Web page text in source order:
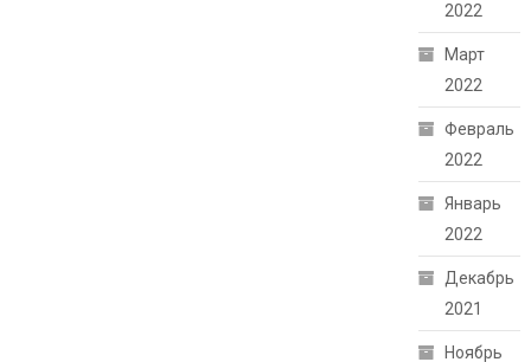
2022
Март
2022
Февраль
2022
Январь
2022
Декабрь
2021
Ноябрь